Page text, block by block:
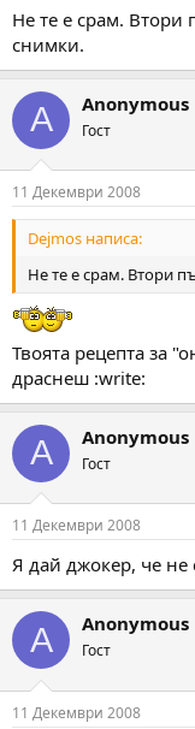
Не те е срам. Втори
снимки.
A Anonymous
Гост
11 Декември 2008
Dejmos написа:
Не те е срам. Втори
Твоята рецепта за
драснеш :write:
A Anonymous
Гост
11 Декември 2008
Я дай джокер, че не
A Anonymous
Гост
11 Декември 2008